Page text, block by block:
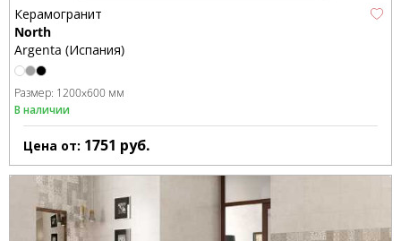
Керамогранит
North
Argenta (Испания)
Размер: 1200x600 мм
В наличии
Цена от: 1751 руб.